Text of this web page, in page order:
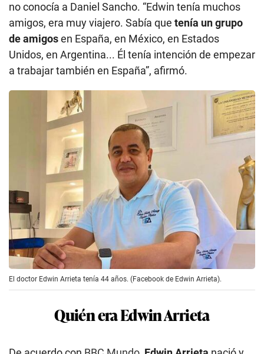
no conocía a Daniel Sancho. “Edwin tenía muchos
amigos, era muy viajero. Sabía que tenía un grupo
de amigosen España, en México, en Estados
Unidos, en Argentina... Él tenía intención de empezar
a trabajar también en España”, afirmó.
El doctor Edwin Arrieta tenía 44 años. (Facebook de Edwin Arrieta).
Quién era Edwin Arrieta